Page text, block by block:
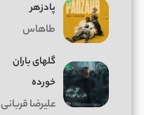
پادزهر
طاهاس
گلهای باران
خورده
علیرضا قربانی